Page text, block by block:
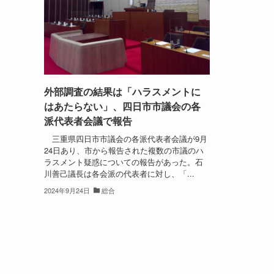
外部調査の結果は「ハラスメントに
はあたらない」、四日市市議会の各
派代表者会議で報告
三重県四日市市議会の各派代表者会議が9月
24日あり、市から報告された複数の市議のハ
ラスメント疑惑についての報告があった。石
川善己議長は各会派の代表者に対し、「...
2024年9月24日 総合